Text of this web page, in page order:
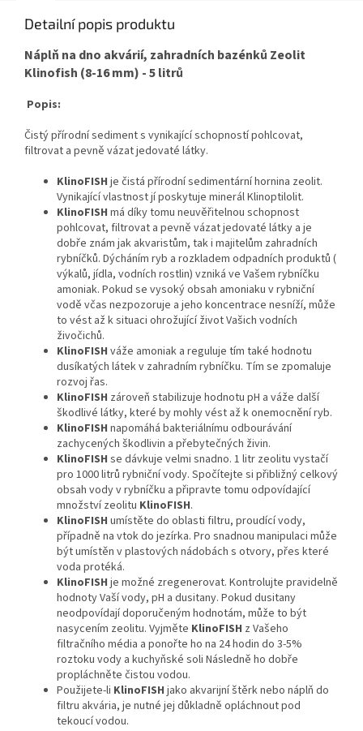
Detailní popis produktu
Náplň na dno akvárií, zahradních bazénků Zeolit
Klinofish (8-16 mm) - 5 litrů
Popis:
Čistý přírodní sediment s vynikající schopností pohlcovat,
filtrovat a pevně vázat jedovaté látky.
KlinoFISH je čistá přírodní sedimentární hornina zeolit.
Vynikající vlastnost jí poskytuje minerál Klinoptilolit.
KlinoFISH má díky tomu neuvěřitelnou schopnost
pohlcovat, filtrovat a pevně vázat jedovaté látky a je
dobře znám jak akvaristům, tak i majitelům zahradních
rybníčků. Dýcháním ryb a rozkladem odpadních produktů (
výkalů, jídla, vodních rostlin) vzniká ve Vašem rybníčku
amoniak. Pokud se vysoký obsah amoniaku v rybniční
vodě včas nezpozoruje a jeho koncentrace nesníží, může
to vést až k situaci ohrožující život Vašich vodních
živočichů.
KlinoFISH váže amoniak a reguluje tím také hodnotu
dusíkatých látek v zahradním rybníčku. Tím se zpomaluje
rozvoj řas.
KlinoFISH zároveň stabilizuje hodnotu pH a váže další
škodlivé látky, které by mohly vést až k onemocnění ryb.
KlinoFISH napomáhá bakteriálnímu odbourávání
zachycených škodlivin a přebytečných živin.
KlinoFISH se dávkuje velmi snadno. 1 litr zeolitu vystačí
pro 1000 litrů rybniční vody. Spočítejte si přibližný celkový
obsah vody v rybníčku a připravte tomu odpovídající
množství zeolitu KlinoFISH.
KlinoFISH umístěte do oblasti filtru, proudící vody,
případně na vtok do jezírka. Pro snadnou manipulaci může
být umístěn v plastových nádobách s otvory, přes které
voda protéká.
KlinoFISH je možné zregenerovat. Kontrolujte pravidelně
hodnoty Vaší vody, pH a dusitany. Pokud dusitany
neodpovídají doporučeným hodnotám, může to být
nasycením zeolitu. Vyjměte KlinoFISH z Vašeho
filtračního média a ponořte ho na 24 hodin do 3-5%
roztoku vody a kuchyňské soli Následně ho dobře
propláchněte čistou vodou.
Použijete-li KlinoFISH jako akvarijní štěrk nebo náplň do
filtru akvária, je nutné jej důkladně opláchnout pod
tekoucí vodou.